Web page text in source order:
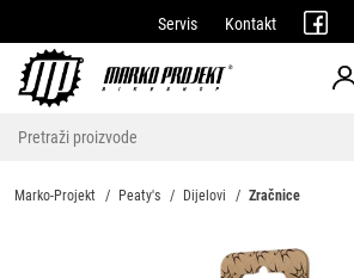
Servis Kontakt
Marko-Projekt Peaty's Dijelovi Zračnice